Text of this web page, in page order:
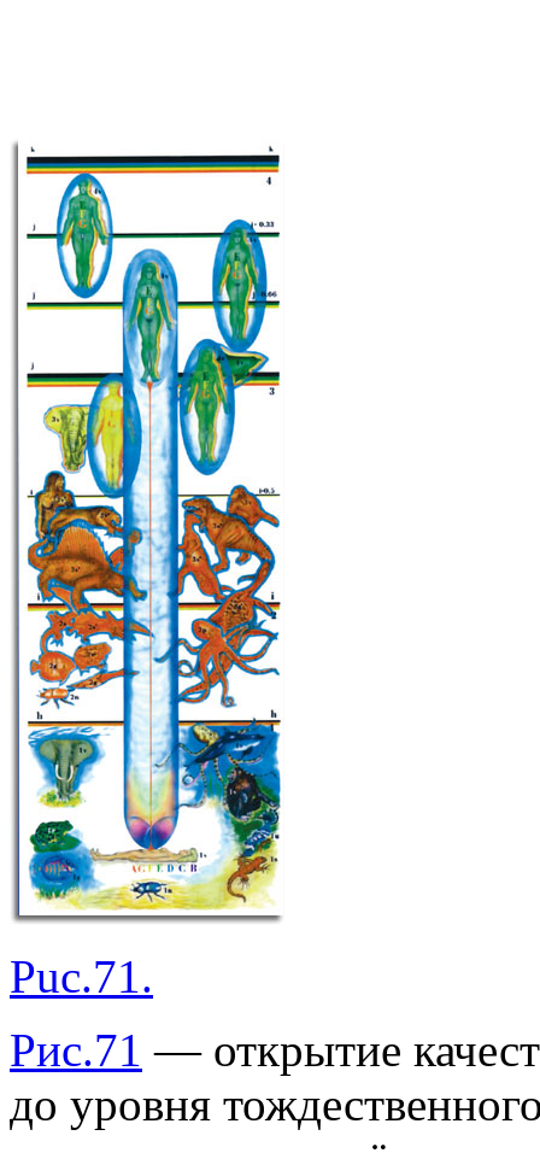
Puc.71.
Рис.71 — открытие
до уровня